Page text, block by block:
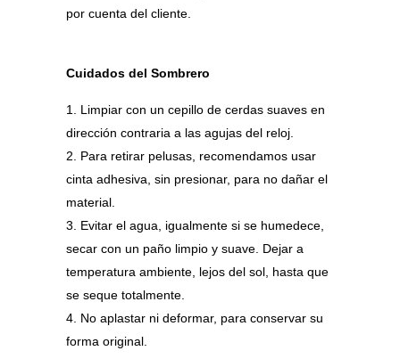
por cuenta del cliente.
Cuidados del Sombrero
Limpiar con un cepillo de cerdas suaves en
dirección contraria a las agujas del reloj.
Para retirar pelusas, recomendamos usar
cinta adhesiva, sin presionar, para no dañar el
material.
Evitar el agua, igualmente si se humedece,
secar con un paño limpio y suave. Dejar a
temperatura ambiente, lejos del sol, hasta que
se seque totalmente.
No aplastar ni deformar, para conservar su
forma original.